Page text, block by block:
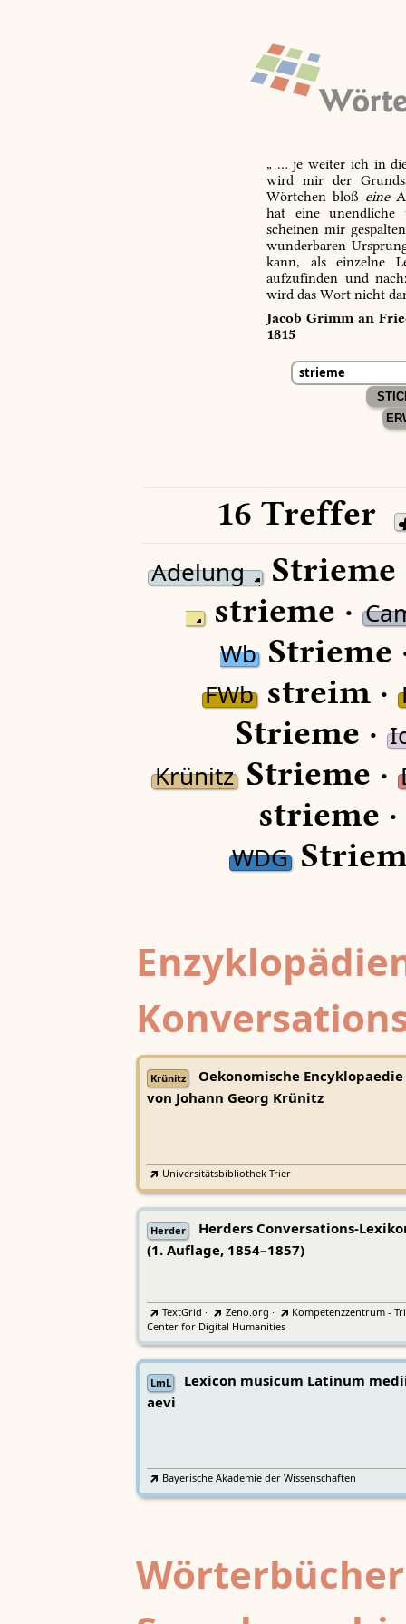
„ … je weiter ich in
wird mir der
Wörtchen bloß eine
hat eine unendliche
scheinen mir
wunderbaren
kann, als einzelne
aufzufinden und
wird das Wort nicht
Jacob Grimm an
1815
16 Treffer
Adelung Strieme
strieme ·
WbStrieme
FWbstreim ·
Strieme ·
KrünitzStrieme ·
strieme ·
WDG
Krünitz
Oekonomische Encyklopaedie
von Johann Georg Krünitz
Universitätsbibliothek Trier
Herder
Herders Conversations-
(1. Auflage, 1854–1857)
TextGrid · Zeno.org ·
Kompetenzzentrum -
Center for Digital Humanities
LmL
Lexicon musicum Latinum
aevi
Bayerische Akademie der Wissenschaften